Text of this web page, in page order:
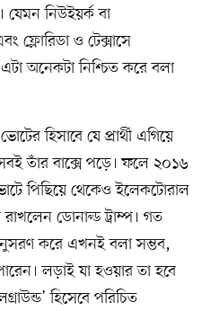
যেমন নিউইয়র্ক বা
ফ্লোরিডা ও টেক্সাসে
এটা অনেকটা নিশ্চিত করে বলা
হিসাবে যে প্রার্থী এগিয়ে
তাঁর বাক্সে পড়ে। ফলে ২০১৬
পিছিয়ে থেকেও ইলেকটোরাল
ডোনাল্ড ট্রাম্প। গত
করে এখনই বলা সম্ভব,
লড়াই যা হওয়ার তা হবে
হিসেবে পরিচিত